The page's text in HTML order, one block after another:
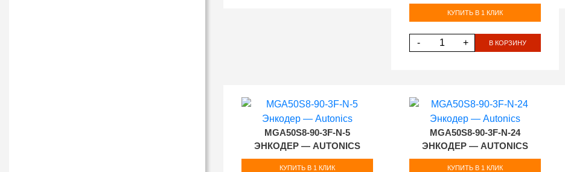
КУПИТЬ В 1 КЛИК
- + В КОРЗИНУ
MGA50S8-90-3F-N-5
ЭНКОДЕР — AUTONICS
КУПИТЬ В 1 КЛИК
MGA50S8-90-3F-N-24
ЭНКОДЕР — AUTONICS
КУПИТЬ В 1 КЛИК